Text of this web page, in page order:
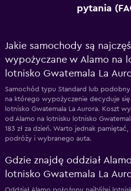
pytania
Jakie samochody są
wypożyczane w Alamo na
lotnisko Gwatemala La
Samochód typu Standard lub
na którego wypożyczenie decyduje się
lotnisko Gwatemala La Aurora. Koszt
od Alamo na lotnisku lotnisko
183 zł za dzień. Warto jednak
podróży i wybranego auta.
Gdzie znajdę oddział
lotnisko Gwatemala La